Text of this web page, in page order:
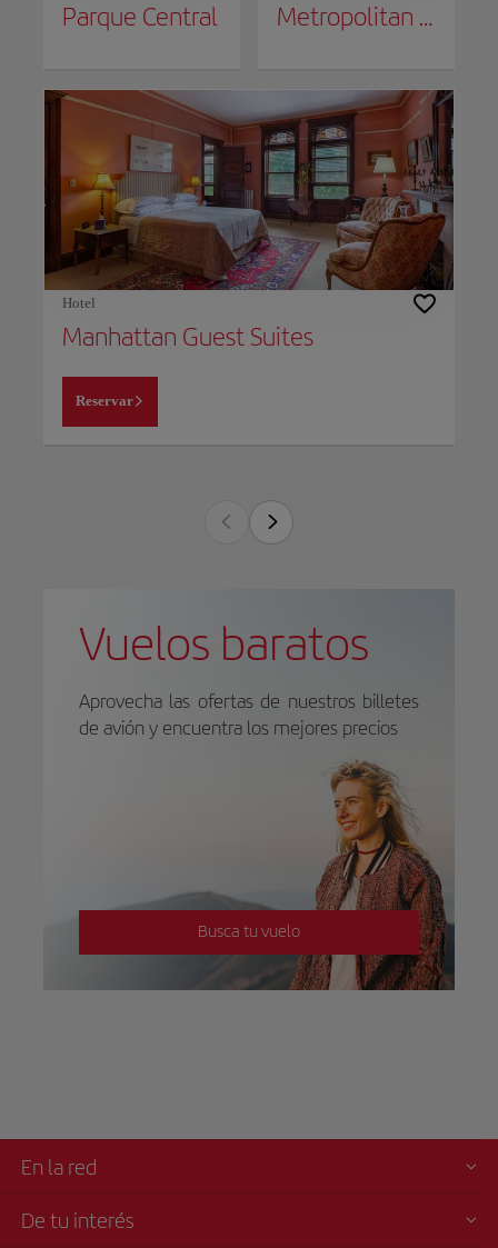
Parque Central Metropolitan Museum of Art
Hotel
Manhattan Guest Suites
Reservar
Vuelos baratos
Aprovecha las ofertas de nuestros billetes
de avión y encuentra los mejores precios
Busca tu vuelo
En la red
De tu interés